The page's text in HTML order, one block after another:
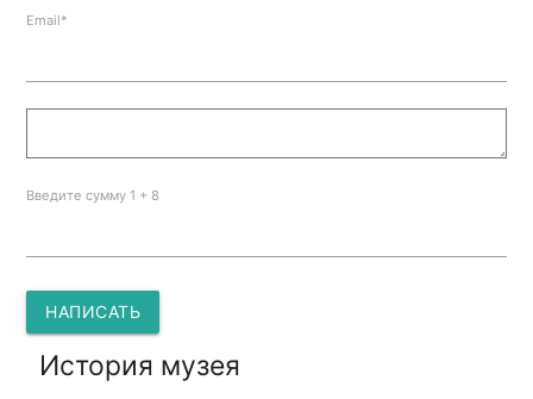
Email*
Введите сумму 1 + 8
НАПИСАТЬ
История музея